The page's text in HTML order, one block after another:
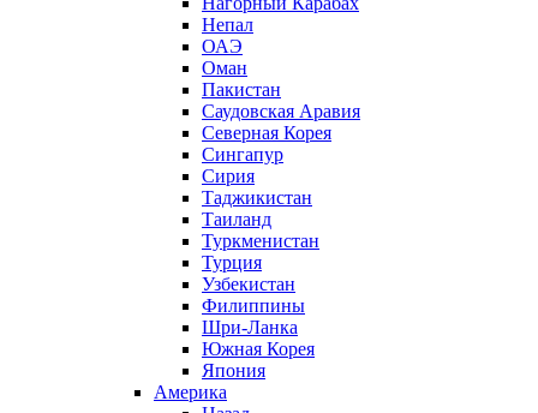
Непал
ОАЭ
Оман
Пакистан
Саудовская Аравия
Северная Корея
Сингапур
Сирия
Таджикистан
Таиланд
Туркменистан
Турция
Узбекистан
Филиппины
Шри-Ланка
Южная Корея
Япония
Америка